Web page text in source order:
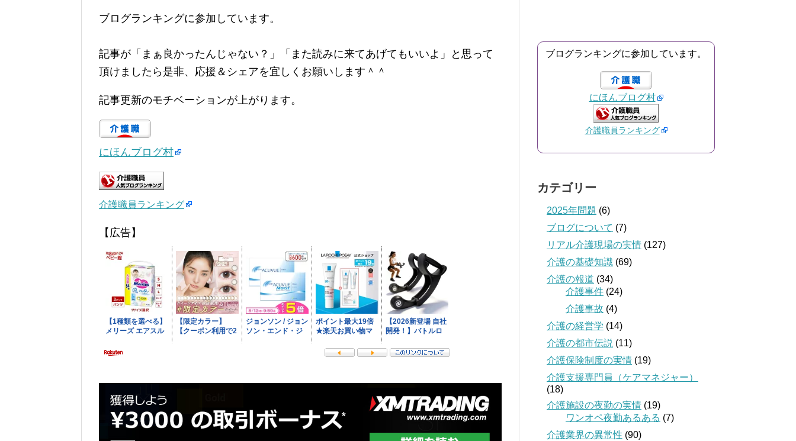
ブログランキングに参加しています。
記事が「まぁ良かったんじゃない？」「また読みに来てあげてもいいよ」と思って
頂けましたら是非、応援＆シェアを宜しくお願いします＾＾
記事更新のモチベーションが上がります。
にほんブログ村
介護職員ランキング
【広告】
ブログランキングに参加しています。
にほんブログ村
介護職員ランキング
カテゴリー
2025年問題 (6)
ブログについて (7)
リアル介護現場の実情 (127)
介護の基礎知識 (69)
介護の報道 (34)
介護事件 (24)
介護事故 (4)
介護の経営学 (14)
介護の都市伝説 (11)
介護保険制度の実情 (19)
介護支援専門員（ケアマネジャー）
(18)
介護施設の夜勤の実情 (19)
ワンオペ夜勤あるある (7)
介護業界の異常性 (90)